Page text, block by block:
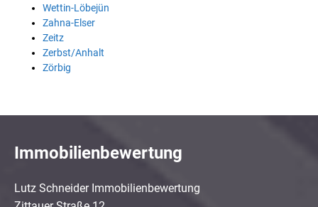
Wettin-Löbejün
Zahna-Elser
Zeitz
Zerbst/Anhalt
Zörbig
Immobilienbewertung
Lutz Schneider Immobilienbewertung